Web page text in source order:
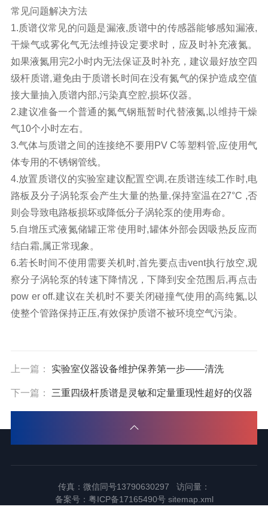
常见问题解决方法
1.质谱仪常见的问题是漏液,质谱中的传感器能够感知漏液,
干燥气或雾化气无法维持设定要求时，应及时补充液氮。
如果液氮用完2小时内无法保证及时补充，建议最好放空四
级杆质谱,避免由于质谱长时间在没有氮气的保护造成空值
接大量抽入质谱内部,污染真空腔,损坏仪器。
2.建议准备一个普通的氮气钢瓶暂时代替液氮,以维持干燥
气10个小时左右。
3.气体与质谱之间的连接绝不要用PV C等塑料管,应使用气
体专用的不锈钢管线。
4.放置质谱仪的实验室建议配置空调,在质谱连续工作时,电
路板及分子涡轮泵会产生大量的热量,保持室温在27°C ,否
则会导致电路板损坏或降低分子涡轮泵的使用寿命。
5.自增压式液氮储罐正常使用时,罐体外部会因吸热反应而
结白霜,属正常现象。
6.若长时间不使用需要关机时,首先要点击vent执行放空,观
察分子涡轮泵的转速下降情况，下降到安全范围后,再点击
pow er off.建议在关机时不要关闭碰撞气使用的高纯氮,以
使整个管路保持正压,有效保护质谱不被环境空气污染。
上一篇： 实验室仪器设备维护保养第一步——清洗
下一篇： 三重四级杆质谱是灵敏和定量重现性超好的仪器
传真：微信同号13790630297 访问量：
备案号： 粤ICP备17165490号 sitemap.xml